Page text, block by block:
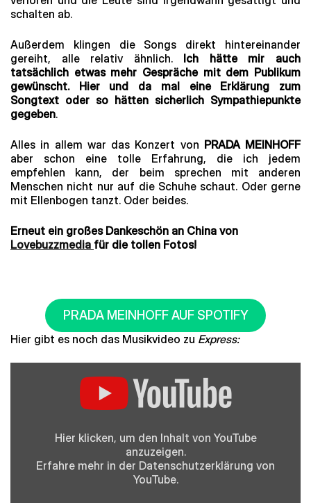
schalten ab.
Außerdem klingen die Songs direkt hintereinander
gereiht, alle relativ ähnlich. Ich hätte mir auch
tatsächlich etwas mehr Gespräche mit dem Publikum
gewünscht. Hier und da mal eine Erklärung zum
Songtext oder so hätten sicherlich Sympathiepunkte
gegeben.
Alles in allem war das Konzert von PRADA MEINHOFF
aber schon eine tolle Erfahrung, die ich jedem
empfehlen kann, der beim sprechen mit anderen
Menschen nicht nur auf die Schuhe schaut. Oder gerne
mit Ellenbogen tanzt. Oder beides.
Erneut ein großes Dankeschön an China von
Lovebuzzmedia für die tollen Fotos!
PRADA MEINHOFF AUF SPOTIFY
Hier gibt es noch das Musikvideo zu Express:
Hier klicken, um den Inhalt von YouTube
anzuzeigen.
Erfahre mehr in der Datenschutzerklärung von
YouTube.